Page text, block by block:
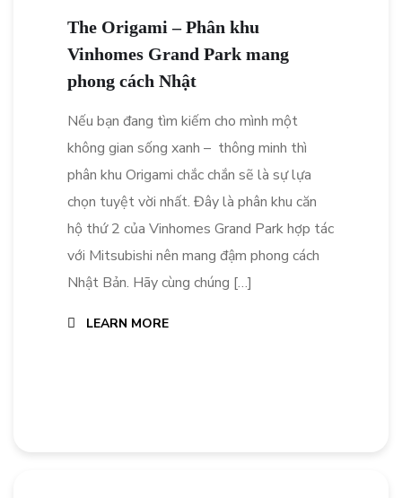
The Origami – Phân khu
Vinhomes Grand Park mang
phong cách Nhật
Nếu bạn đang tìm kiếm cho mình một
không gian sống xanh – thông minh thì
phân khu Origami chắc chắn sẽ là sự lựa
chọn tuyệt vời nhất. Đây là phân khu căn
hộ thứ 2 của Vinhomes Grand Park hợp tác
với Mitsubishi nên mang đậm phong cách
Nhật Bản. Hãy cùng chúng […]
LEARN MORE